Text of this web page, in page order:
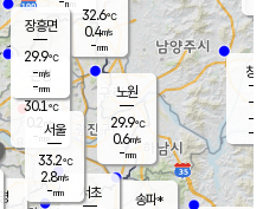
mm
창
-
-m/
-
은평
30.1℃
0.2 m/s
- mm
노원
29.9℃
0.6m/s
-mm
송파*
서초
32.6℃
0.4m/s
-mm
장흥면
29.9℃
-m/s
-mm
서울
33.2℃
2.8m/s
-mm